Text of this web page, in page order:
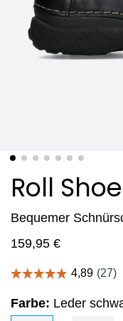
Roll
Bequemer
159,95 €
Farbe: Leder